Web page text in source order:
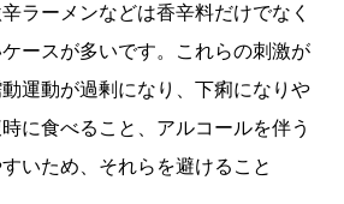
ラーメンなどは香辛料だけでなく
ースが多いです。これらの刺激が
運動が過剰になり、下痢になりや
に食べること、アルコールを伴う
いため、それらを避けること